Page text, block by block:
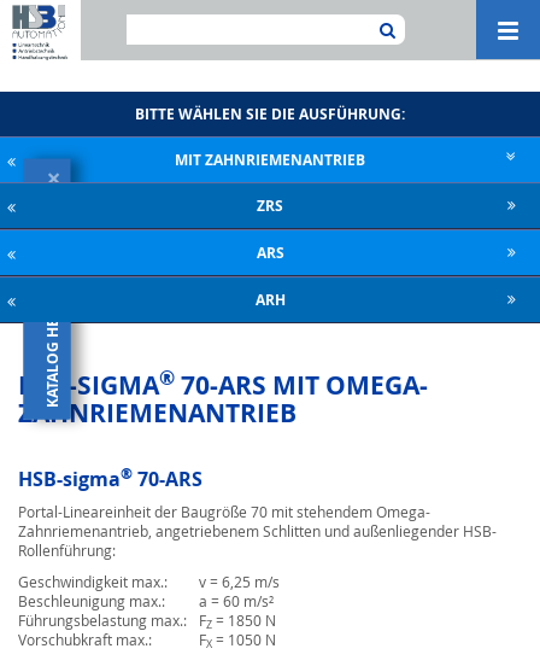
×
KATALOG HERUNTERLADEN
BITTE WÄHLEN SIE DIE AUSFÜHRUNG:
MIT ZAHNRIE­MENANTRIEB
ZRS
ARS
ARH
HSB-SIGMA® 70-ARS MIT OMEGA-
ZAHNRIEMENANTRIEB
HSB-sigma® 70-ARS
Portal-Lineareinheit der Baugröße 70 mit stehendem Omega-
Zahnriemenantrieb, angetriebenem Schlitten und außenliegender HSB-
Rollenführung:
Geschwindigkeit max.:
v = 6,25 m/s
Beschleunigung max.:
a = 60 m/s²
Führungsbelastung max.:
FZ = 1850 N
Vorschubkraft max.:
FX = 1050 N